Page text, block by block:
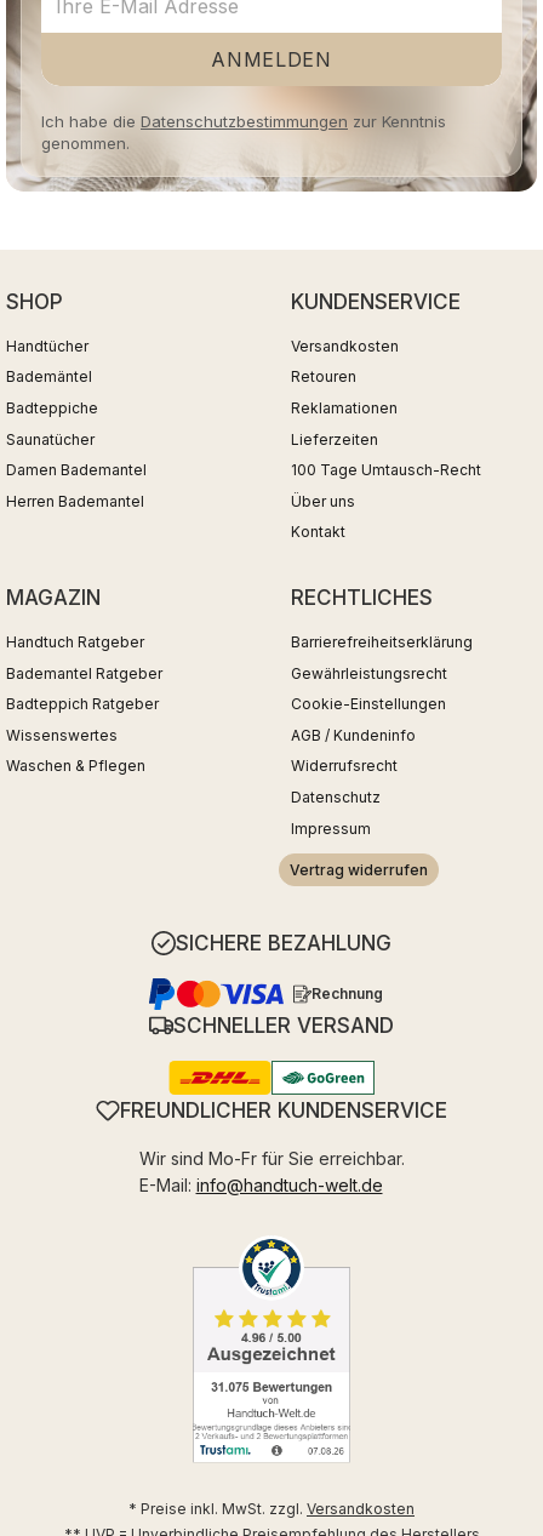
ANMELDEN
Ich habe die Datenschutzbestimmungen zur Kenntnis
genommen.
SHOP
Handtücher
Bademäntel
Badteppiche
Saunatücher
Damen Bademantel
Herren Bademantel
KUNDENSERVICE
Versandkosten
Retouren
Reklamationen
Lieferzeiten
100 Tage Umtausch-Recht
Über uns
Kontakt
MAGAZIN
Handtuch Ratgeber
Bademantel Ratgeber
Badteppich Ratgeber
Wissenswertes
Waschen & Pflegen
RECHTLICHES
Barrierefreiheitserklärung
Gewährleistungsrecht
Cookie-Einstellungen
AGB / Kundeninfo
Widerrufsrecht
Datenschutz
Impressum
Vertrag widerrufen
SICHERE BEZAHLUNG
Rechnung
SCHNELLER VERSAND
FREUNDLICHER KUNDENSERVICE
Wir sind Mo-Fr für Sie erreichbar.
E-Mail: info@handtuch-welt.de
* Preise inkl. MwSt. zzgl. Versandkosten